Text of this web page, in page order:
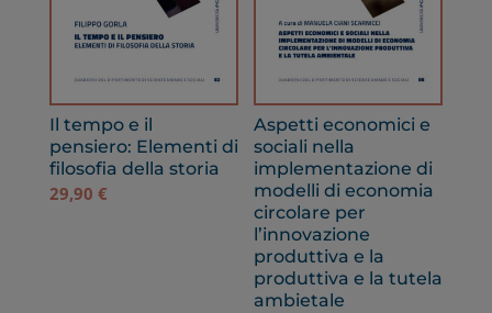
Il tempo e il
pensiero: Elementi di
filosofia della storia
29,90 €
Aspetti economici e
sociali nella
implementazione di
modelli di economia
circolare per
l’innovazione
produttiva e la
produttiva e la tutela
ambietale